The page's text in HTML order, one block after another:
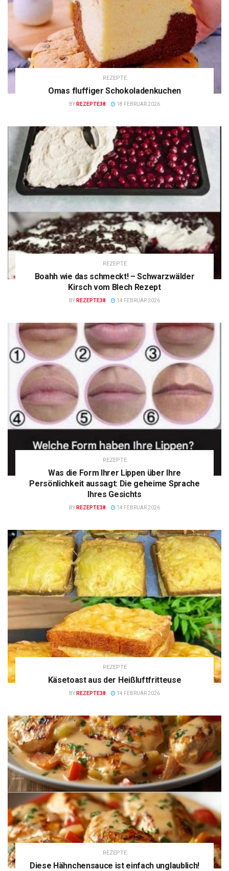
REZEPTE
Omas fluffiger Schokoladenkuchen
BY REZEPTE38 18 FEBRUAR 2026
REZEPTE
Boahh wie das schmeckt! – Schwarzwälder
Kirsch vom Blech Rezept
BY REZEPTE38 14 FEBRUAR 2026
REZEPTE
Was die Form Ihrer Lippen über Ihre
Persönlichkeit aussagt: Die geheime Sprache
Ihres Gesichts
BY REZEPTE38 14 FEBRUAR 2026
REZEPTE
Käsetoast aus der Heißluftfritteuse
BY REZEPTE38 14 FEBRUAR 2026
REZEPTE
Diese Hähnchensauce ist einfach unglaublich!